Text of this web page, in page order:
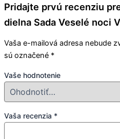
Pridajte prvú recenziu
dielna Sada Veselé noci
Vaša e-mailová adresa nebude
sú označené *
Vaše hodnotenie
Vaša recenzia *